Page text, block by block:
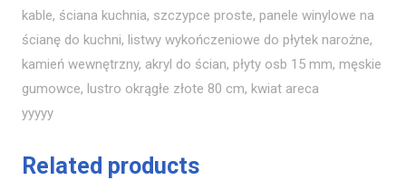
kable, ściana kuchnia, szczypce proste, panele winylowe na
ścianę do kuchni, listwy wykończeniowe do płytek narożne,
kamień wewnętrzny, akryl do ścian, płyty osb 15 mm, męskie
gumowce, lustro okrągłe złote 80 cm, kwiat areca
yyyyy
Related products